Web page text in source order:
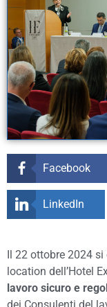
Facebook
LinkedIn
Il 22 ottobre 2024
location dell’Hotel
lavoro sicuro e